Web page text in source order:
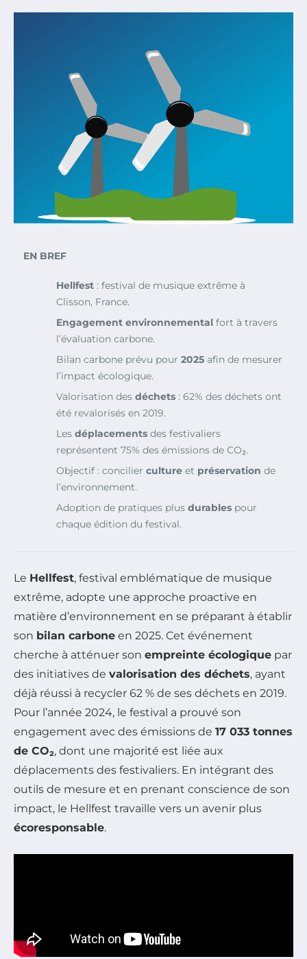
EN BREF
Hellfest : festival de musique extrême à
Clisson, France.
Engagement environnemental fort à travers
l’évaluation carbone.
Bilan carbone prévu pour 2025 afin de mesurer
l’impact écologique.
Valorisation des déchets : 62% des déchets ont
été revalorisés en 2019.
Les déplacements des festivaliers
représentent 75% des émissions de CO₂.
Objectif : concilier culture et préservation de
l’environnement.
Adoption de pratiques plus durables pour
chaque édition du festival.
Le Hellfest, festival emblématique de musique
extrême, adopte une approche proactive en
matière d’environnement en se préparant à établir
son bilan carbone en 2025. Cet événement
cherche à atténuer son empreinte écologique par
des initiatives de valorisation des déchets, ayant
déjà réussi à recycler 62 % de ses déchets en 2019.
Pour l’année 2024, le festival a prouvé son
engagement avec des émissions de 17 033 tonnes
de CO₂, dont une majorité est liée aux
déplacements des festivaliers. En intégrant des
outils de mesure et en prenant conscience de son
impact, le Hellfest travaille vers un avenir plus
écoresponsable.